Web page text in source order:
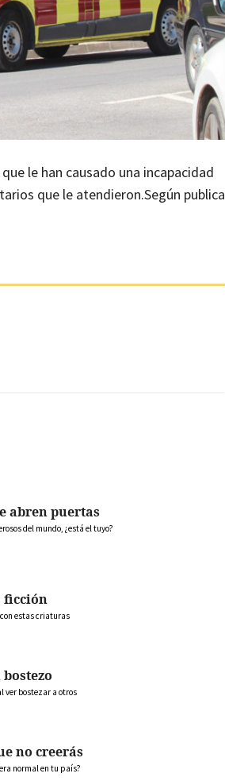
le han causado una incapacidad
que le atendieron.Según publica
abren puertas
del mundo, ¿está el tuyo?
ficción
estas criaturas
ver bostezar a otros
no creerás
normal en tu país?